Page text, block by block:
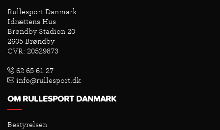
Rullesport Danmark
Idrættens Hus
Brøndby Stadion 20
2605 Brøndby
CVR: 20529873
62 65 61 27
info@rullesport.dk
OM RULLESPORT DANMARK
Bestyrelsen